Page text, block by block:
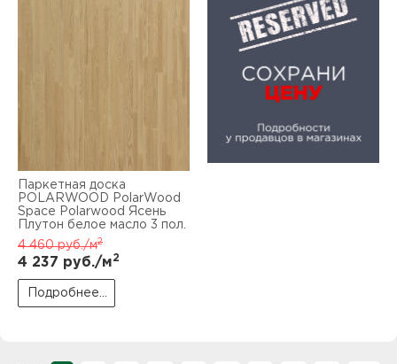
Паркетная доска
POLARWOOD PolarWood
Space Polarwood Ясень
Плутон белое масло 3 пол.
4 460руб./м2
4 237 руб./м2
Подробнее...